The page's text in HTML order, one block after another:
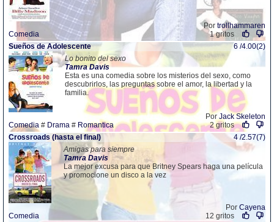
Por trollhammaren
Comedia
1 gritos
Sueños de Adolescente
6 /4.00(2)
Lo bonito del sexo
Tamra Davis
Esta es una comedia sobre los misterios del sexo, como
descubrirlos, las preguntas sobre el amor, la libertad y la
familia.
Por Jack Skeleton
Comedia # Drama # Romantica
2 gritos
Crossroads (hasta el final)
4 /2.57(7)
Amigas para siempre
Tamra Davis
La mejor excusa para que Britney Spears haga una película
y promocione un disco a la vez
Por Cayena
Comedia
12 gritos